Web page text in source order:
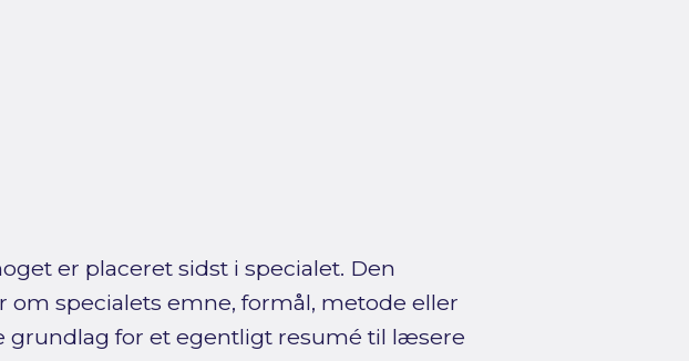
er placeret sidst i specialet. Den
specialets emne, formål, metode eller
grundlag for et egentligt resumé til læsere